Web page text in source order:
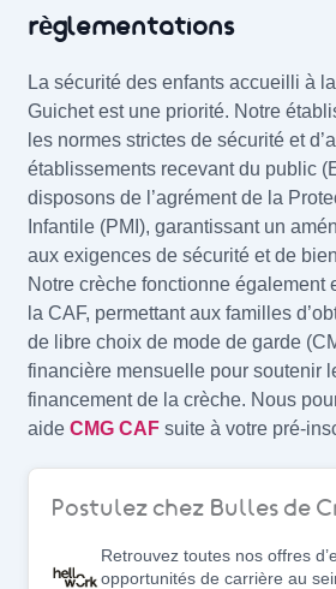
règlementations
La sécurité des enfants accueilli à
Guichet est une priorité. Notre
les normes strictes de sécurité et
établissements recevant du public
disposons de l’agrément de la
Infantile (PMI), garantissant un
aux exigences de sécurité et de
Notre crèche fonctionne également
la CAF, permettant aux familles
de libre choix de mode de garde
financière mensuelle pour soutenir
financement de la crèche. Nous
aide CMG CAFsuite à votre pré-
Postulez chez Bulles de
Retrouvez toutes nos offres
opportunités de carrière au